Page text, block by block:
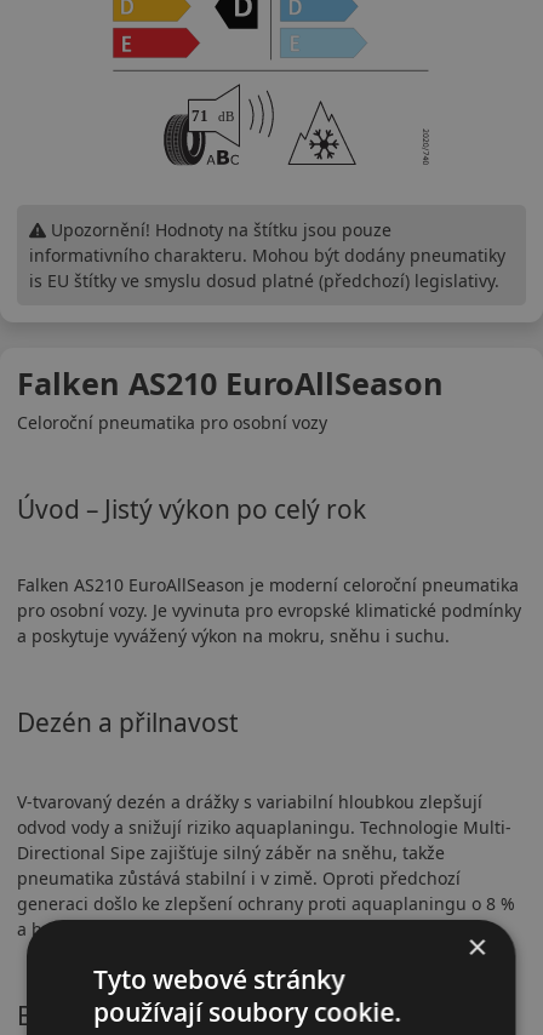
Falken AS210 EuroAllSeason
Celoroční pneumatika pro osobní vozy
Úvod – Jistý výkon po celý rok
Falken AS210 EuroAllSeason je moderní celoroční pneumatika
pro osobní vozy. Je vyvinuta pro evropské klimatické podmínky
a poskytuje vyvážený výkon na mokru, sněhu i suchu.
Dezén a přilnavost
V-tvarovaný dezén a drážky s variabilní hloubkou zlepšují
odvod vody a snižují riziko aquaplaningu. Technologie Multi-
Directional Sipe zajišťuje silný záběr na sněhu, takže
pneumatika zůstává stabilní i v zimě. Oproti předchozí
generaci došlo ke zlepšení ochrany proti aquaplaningu o 8 %
a brzdění na mokru o 6 %.
Bezpečnostní vlastnosti
Upozornění! Hodnoty na štítku jsou pouze
informativního charakteru. Mohou být dodány pneumatiky
is EU štítky ve smyslu dosud platné (předchozí) legislativy.
×
Tyto webové stránky
používají soubory cookie.